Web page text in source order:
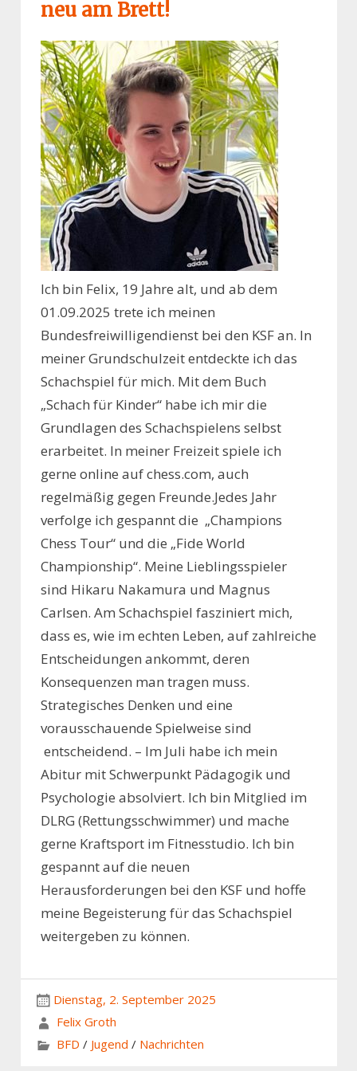
neu am Brett!
Ich bin Felix, 19 Jahre alt, und ab dem
01.09.2025 trete ich meinen
Bundesfreiwilligendienst bei den KSF an. In
meiner Grundschulzeitentdeckte ich das
Schachspiel für mich. Mit dem Buch
„Schach für Kinder“ habe ich mir die
Grundlagen des Schachspielens selbst
erarbeitet. In meiner Freizeit spiele ich
gerne online auf chess.com, auch
regelmäßig gegen Freunde.Jedes Jahr
verfolge ich gespanntdie „Champions
Chess Tour“ und die „Fide World
Championship“. Meine Lieblingsspieler
sind Hikaru Nakamura und Magnus
Carlsen. Am Schachspiel fasziniert mich,
dass es, wie im echten Leben, auf zahlreiche
Entscheidungen ankommt, deren
Konsequenzen man tragen muss.
Strategisches Denken und eine
vorausschauende Spielweise sind
entscheidend. – Im Juli habe ich mein
Abitur mit Schwerpunkt Pädagogik und
Psychologie absolviert. Ich bin Mitglied im
DLRG (Rettungsschwimmer) und mache
gerne Kraftsport im Fitnesstudio. Ich bin
gespannt auf die neuen
Herausforderungen bei den KSF und hoffe
meine Begeisterung für das Schachspiel
weitergeben zu können.
Dienstag, 2. September 2025
Felix Groth
BFD / Jugend / Nachrichten